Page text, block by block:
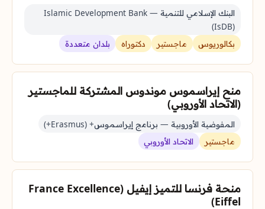
البنك الإسلامي للتنمية — Islamic Development Bank
(IsDB)
بكالوريوس
ماجستير دكتوراه بلدان متعددة
منح إيراسموس موندوس المشتركة للماجستير
(الاتحاد الأوروبي)
المفوضية الأوروبية — برنامج إيراسموس+ (Erasmus+)
ماجستير
الاتحاد الأوروبي
منحة فرنسا للتميز إيفيل (France Excellence
Eiffel)